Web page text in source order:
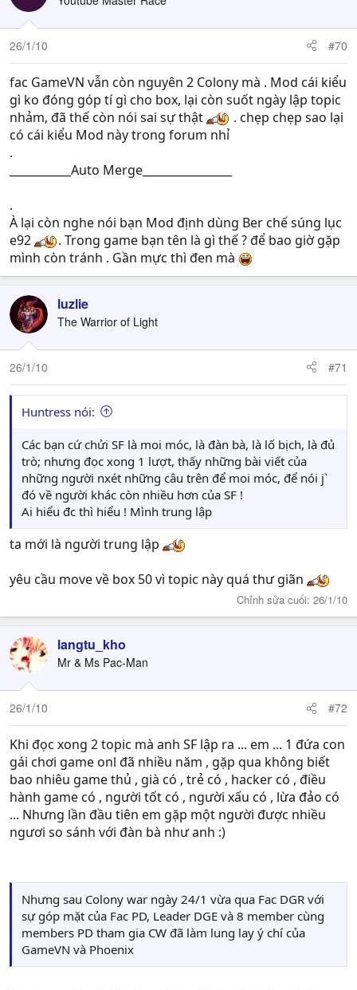
26/1/10 #70
fac GameVN vẫn còn nguyên 2 Colony mà . Mod cái kiểu
gì ko đóng góp tí gì cho box, lại còn suốt ngày lập topic
nhảm, đã thế còn nói sai sự thật
. chẹp chẹp sao lại
có cái kiểu Mod này trong forum nhỉ
.
___________Auto Merge________________
.
À lại còn nghe nói bạn Mod định dùng Ber chế súng lục
e92
. Trong game bạn tên là gì thế ? để bao giờ gặp
mình còn tránh . Gần mực thì đen mà
luzlie
The Warrior of Light
26/1/10 #71
Huntress nói:
Các bạn cứ chửi SF là moi móc, là đàn bà, là lố bịch, là đủ
trò; nhưng đọc xong 1 lượt, thấy những bài viết của
những người nxét những câu trên để moi móc, để nói j`
đó về người khác còn nhiều hơn của SF !
Ai hiểu đc thì hiểu ! Mình trung lập
ta mới là người trung lập
yêu cầu move về box 50 vì topic này quá thư giãn
Chỉnh sửa cuối: 26/1/10
langtu_kho
Mr & Ms Pac-Man
26/1/10 #72
Khi đọc xong 2 topic mà anh SF lập ra ... em ... 1 đứa con
gái chơi game onl đã nhiều năm , gặp qua không biết
bao nhiêu game thủ , già có , trẻ có , hacker có , điều
hành game có , người tốt có , người xấu có , lừa đảo có
... Nhưng lần đầu tiên em gặp một người được nhiều
ngươi so sánh với đàn bà như anh :)
Nhưng sau Colony war ngày 24/1 vừa qua Fac DGR với
sự góp mặt của Fac PD, Leader DGE và 8 member cùng
members PD tham gia CW đã làm lung lay ý chí của
GameVN và Phoenix